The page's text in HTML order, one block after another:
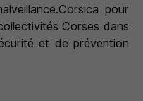
pour
Corses dans
et de prévention